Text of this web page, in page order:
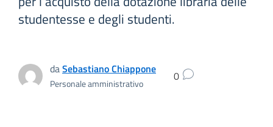
studentesse e degli studenti.
daSebastiano Chiappone
Personale amministrativo 0